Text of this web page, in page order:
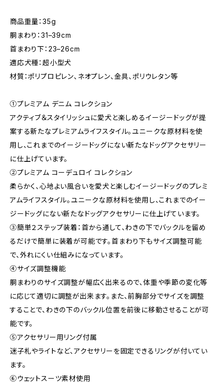
商品重量：35g
胴まわり：31–39cm
首まわり下：23–26cm
適応犬種：超小型犬
材質：ポリプロピレン、ネオプレン、金具、ポリウレタン等
①プレミアム デニム コレクション
アクティブ＆スタイリッシュに愛犬と楽しめるイージードッグが提
案する新たなプレミアムライフスタイル。ユニークな原材料を使
用し、これまでのイージードッグにない新たなドッグアクセサリー
に仕上げています。
②プレミアム コーデュロイ コレクション
柔らかく、心地よい風合いを愛犬と楽しむイージードッグのプレミ
アムライフスタイル。ユニークな原材料を使用し、これまでのイー
ジードッグにない新たなドッグアクセサリーに仕上げています。
③簡単２ステップ装着：首から通して、わきの下でバックルを留め
るだけで簡単に装着が可能です。首まわり下もサイズ調整可能
で、外れにくい仕組みになっています。
④サイズ調整機能
胴まわりのサイズ調整が幅広く出来るので、体重や季節の変化等
に応じて適切に調整が出来ます。また、前胸部分でサイズを調整
することで、わきの下のバックル位置を前後に移動させることが可
能です。
⑤アクセサリー用リング付属
迷子札やライトなど、アクセサリーを固定できるリングが付いてい
ます。
⑥ウェットスーツ素材使用